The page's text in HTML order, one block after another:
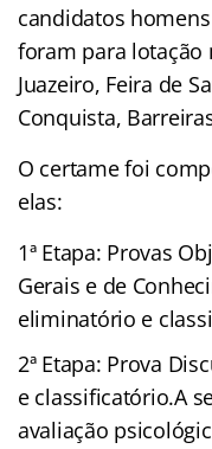
candidatos
foram para lotação
Juazeiro, Feira de
Conquista,
O certame foi
elas:
1ª Etapa: Provas
Gerais e de
eliminatório e
2ª Etapa: Prova
e classificatório.A
avaliação